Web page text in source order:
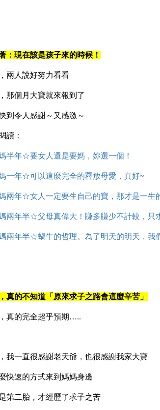
：現在該是孩子來的時候！
兩人說好努力看看
那個月大寶就來報到了
到令人感謝～又感激～
讀：
半年☆要女人還是要媽，妳選一個！
一年☆可以這麼完全的釋放母愛，真好~
兩年☆女人一定要生自己的寶，那才是一生
兩年半☆父母真偉大！賺多賺少不計較，只
兩年半☆蝸牛的哲理。為了明天的明天，我
真的不知道「原來求子之路會這麼辛苦」
真的完全超乎預期…..
我一直很感謝老天爺，也很感謝我家大寶
快速的方式來到媽媽身邊
第二胎，才經歷了求子之苦